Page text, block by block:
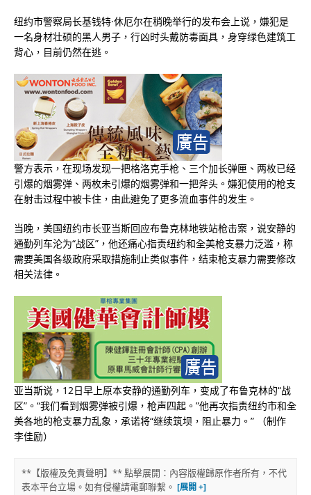
纽约市警察局长基钱特·休厄尔在稍晚举行的发布会上说，嫌犯是
一名身材壮硕的黑人男子，行凶时头戴防毒面具，身穿绿色建筑工
背心，目前仍然在逃。
警方表示，在现场发现一把格洛克手枪、三个加长弹匣、两枚已经
引爆的烟雾弹、两枚未引爆的烟雾弹和一把斧头。嫌犯使用的枪支
在射击过程中被卡住，由此避免了更多流血事件的发生。
当晚，美国纽约市长亚当斯回应布鲁克林地铁站枪击案，说安静的
通勤列车沦为“战区”，他还痛心指责纽约和全美枪支暴力泛滥，称
需要美国各级政府采取措施制止类似事件，结束枪支暴力需要修改
相关法律。
亚当斯说，12日早上原本安静的通勤列车，变成了布鲁克林的“战
区”。“我们看到烟雾弹被引爆，枪声四起。”他再次指责纽约市和全
美各地的枪支暴力乱象，承诺将“继续筑坝，阻止暴力。” （制作
李佳励）
**【版權及免責聲明】** 點擊展開：內容版權歸原作者所有，不代
表本平台立場。如有侵權請電郵聯繫。